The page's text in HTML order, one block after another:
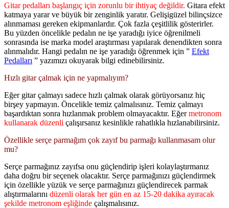
Gitar pedalları başlangıç için zorunlu bir ihtiyaç değildir. Gitara efekt
katmaya yarar ve büyük bir zenginlik yaratır. Gelişigüzel bilinçsizce
alınmaması gereken ekipmanlardır. Çok fazla çeşitlilik gösterirler.
Bu yüzden öncelikle pedalın ne işe yaradığı iyice öğrenilmeli
sonrasında ise marka model araştırması yapılarak denendikten sonra
alınmalıdır. Hangi pedalın ne işe yaradığı öğrenmek için ” Efekt
Pedalları ” yazımızı okuyarak bilgi edinebilirsiniz.
Hızlı gitar çalmak için ne yapmalıyım?
Eğer gitar çalmayı sadece hızlı çalmak olarak görüyorsanız hiç
birşey yapmayın. Öncelikle temiz çalmalısınız. Temiz çalmayı
başardıktan sonra hızlanmak problem olmayacaktır. Eğermetronom
kullanarak düzenli çalışırsanız kesinlikle rahatlıkla hızlanabilirsiniz.
Özellikle serçe parmağım çok zayıf bu parmağı kullanmasam olur
mu?
Serçe parmağınız zayıfsa onu güçlendirip işleri kolaylaştırmanız
daha doğru bir seçenek olacaktır. Serçe parmağınızı güçlendirmek
için özellikle yüzük ve serçe parmağınızı güçlendirecek parmak
alıştırmalarını düzenli olarak her gün en az 15-20 dakika ayıracak
şekilde metronom eşliğinde çalışmalısınız.